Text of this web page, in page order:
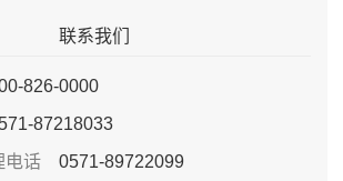
联系我们
826-0000
87218033
电话0571-89722099